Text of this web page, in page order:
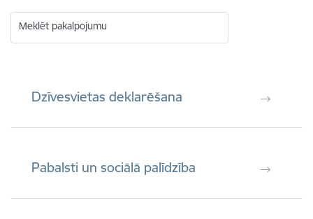
Meklēt pakalpojumu
Dzīvesvietas deklarēšana
Pabalsti un sociālā palīdzība